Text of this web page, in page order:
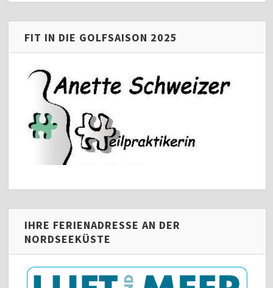
FIT IN DIE GOLFSAISON 2025
IHRE FERIENADRESSE AN DER
NORDSEEKÜSTE